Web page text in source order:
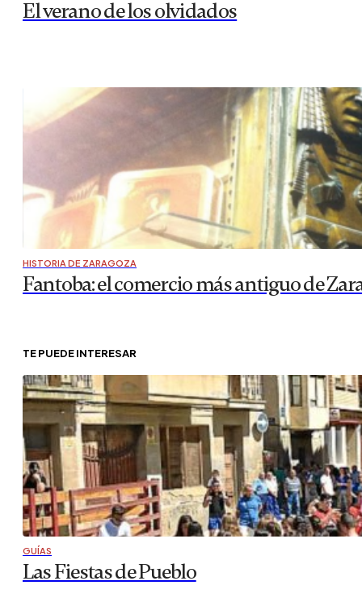
El verano de los olvidados
HISTORIA DE ZARAGOZA
Fantoba: el comercio más antiguo de
TE PUEDE INTERESAR
GUÍAS
Las Fiestas de Pueblo